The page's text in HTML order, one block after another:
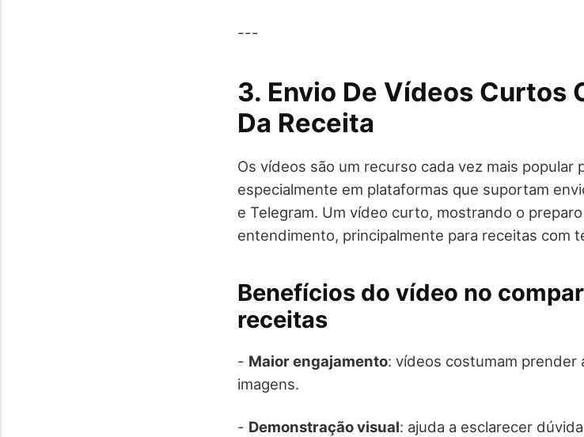
---
3. Envio De Vídeos Curtos
Da Receita
Os vídeos são um recurso cada vez mais popular
especialmente em plataformas que suportam
e Telegram. Um vídeo curto, mostrando o
entendimento, principalmente para receitas com
Benefícios do vídeo no
receitas
- Maior engajamento: vídeos costumam prender
imagens.
- Demonstração visual: ajuda a esclarecer